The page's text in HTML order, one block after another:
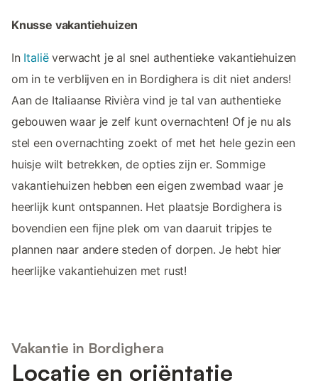
Knusse vakantiehuizen
In Italiëverwacht je al snel authentieke vakantiehuizen
om in te verblijven en in Bordighera is dit niet anders!
Aan de Italiaanse Rivièra vind je tal van authentieke
gebouwen waar je zelf kunt overnachten! Of je nu als
stel een overnachting zoekt of met het hele gezin een
huisje wilt betrekken, de opties zijn er. Sommige
vakantiehuizen hebben een eigen zwembad waar je
heerlijk kunt ontspannen. Het plaatsje Bordighera is
bovendien een fijne plek om van daaruit tripjes te
plannen naar andere steden of dorpen. Je hebt hier
heerlijke vakantiehuizen met rust!
Vakantie in Bordighera
Locatie en oriëntatie